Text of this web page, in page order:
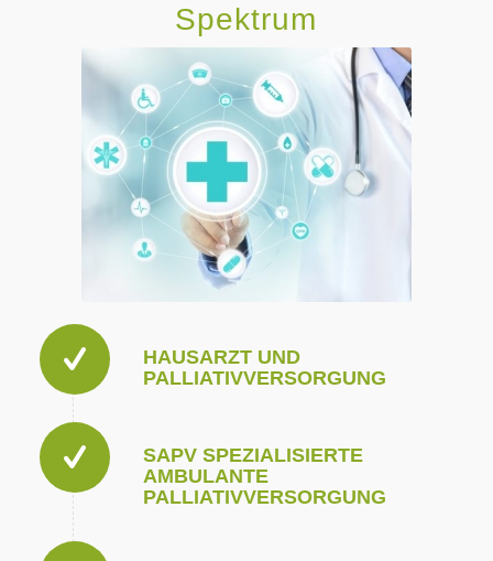
Spektrum
HAUSARZT UND
PALLIATIVVERSORGUNG
SAPV SPEZIALISIERTE
AMBULANTE
PALLIATIVVERSORGUNG